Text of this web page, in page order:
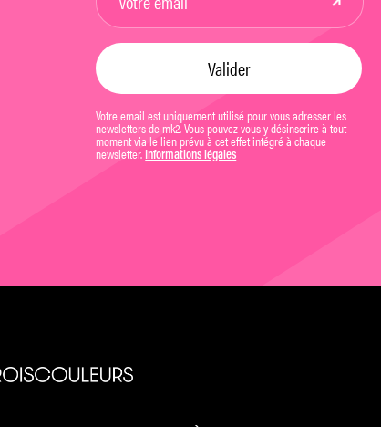
Votre email est uniquement utilisé pour vous adresser les
newsletters de mk2. Vous pouvez vous y désinscrire à tout
moment via le lien prévu à cet effet intégré à chaque
newsletter. Informations légales